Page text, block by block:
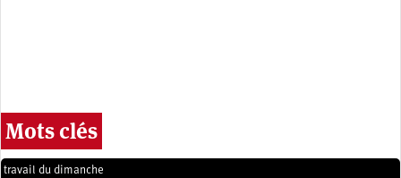
Mots clés
travail du dimanche